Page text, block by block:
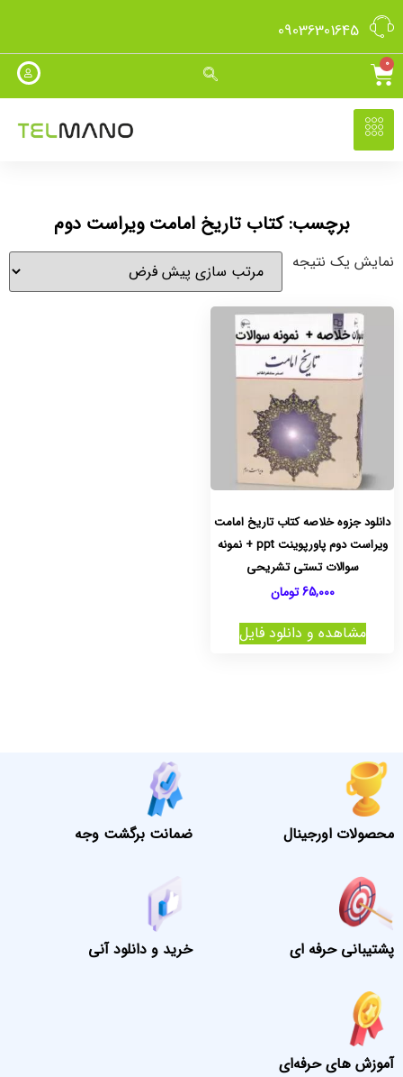
09036301645
0
برچسب: کتاب تاریخ امامت ویراست دوم
نمایش یک نتیجه
دانلود جزوه خلاصه کتاب تاریخ امامت
ویراست دوم پاورپوینت ppt + نمونه
سوالات تستی تشریحی
65,000 تومان
مشاهده و دانلود فایل
محصولات اورجینال ضمانت برگشت وجه
پشتیبانی حرفه ای خرید و دانلود آنی
آموزش های حرفه‌ای